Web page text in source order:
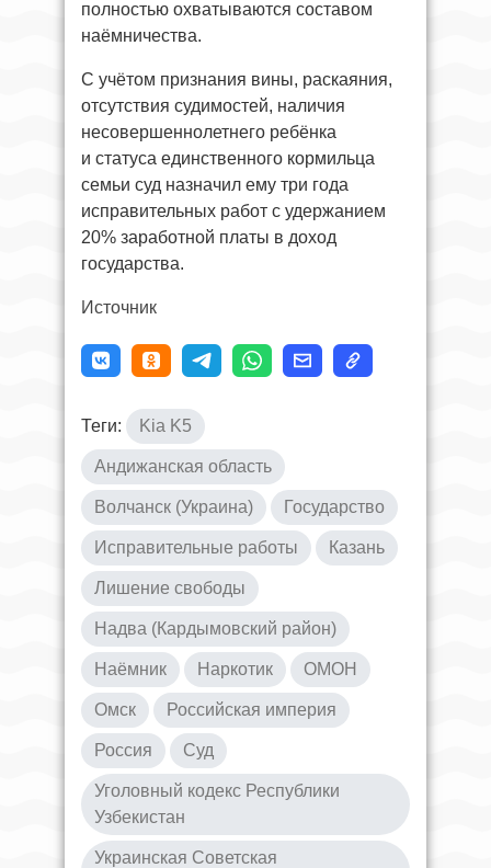
полностью охватываются составом
наёмничества.
С учётом признания вины, раскаяния,
отсутствия судимостей, наличия
несовершеннолетнего ребёнка
и статуса единственного кормильца
семьи суд назначил ему три года
исправительных работ с удержанием
20% заработной платы в доход
государства.
Источник
Теги: Kia K5
Андижанская область
Волчанск (Украина) Государство
Исправительные работы Казань
Лишение свободы
Надва (Кардымовский район)
Наёмник Наркотик ОМОН
Омск Российская империя
Россия Суд
Уголовный кодекс Республики
Узбекистан
Украинская Советская